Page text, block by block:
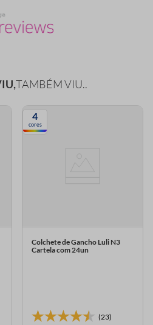
TAMBÉM VIU..
4
cores
Colchete de Gancho Luli N3
Cartela com 24un
(23)